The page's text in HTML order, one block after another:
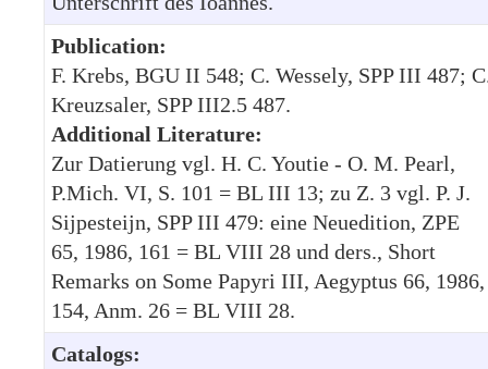
Publication:
F. Krebs, BGU II 548; C. Wessely, SPP III 487;
Kreuzsaler, SPP III2.5 487.
Additional Literature:
Zur Datierung vgl. H. C. Youtie - O. M. Pearl,
P.Mich. VI, S. 101 = BL III 13; zu Z. 3 vgl. P. J.
Sijpesteijn, SPP III 479: eine Neuedition, ZPE
65, 1986, 161 = BL VIII 28 und ders., Short
Remarks on Some Papyri III, Aegyptus 66, 1986,
154, Anm. 26 = BL VIII 28.
Catalogs: